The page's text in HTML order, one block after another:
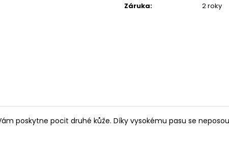
Záruka: 2 roky
poskytne pocit druhé kůže. Díky vysokému pasu se